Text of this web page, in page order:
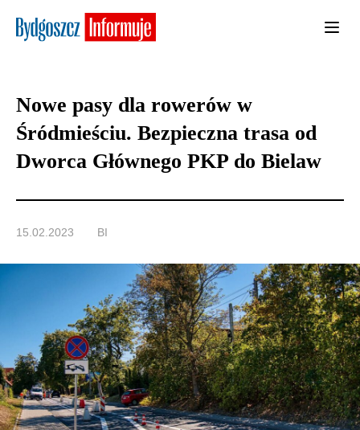
Nowe pasy dla rowerów w
Śródmieściu. Bezpieczna trasa od
Dworca Głównego PKP do Bielaw
15.02.2023 BI